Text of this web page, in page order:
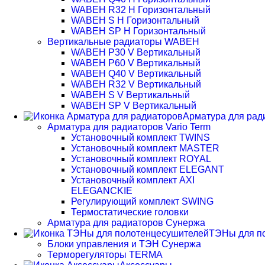
WABEH R32 H Горизонтальный
WABEH S H Горизонтальный
WABEH SP H Горизонтальный
Вертикальные радиаторы WABEH
WABEH P30 V Вертикальный
WABEH P60 V Вертикальный
WABEH Q40 V Вертикальный
WABEH R32 V Вертикальный
WABEH S V Вертикальный
WABEH SP V Вертикальный
Арматура для
Арматура для радиаторов Vario Term
Установочный комплект TWINS
Установочный комплект MASTER
Установочный комплект ROYAL
Установочный комплект ELEGANT
Установочный комплект AXI
ELEGANCKIE
Регулирующий комплект SWING
Термостатические головки
Арматура для радиаторов Сунержа
ТЭНы для
Блоки управления и ТЭН Сунержа
Терморегуляторы TERMA